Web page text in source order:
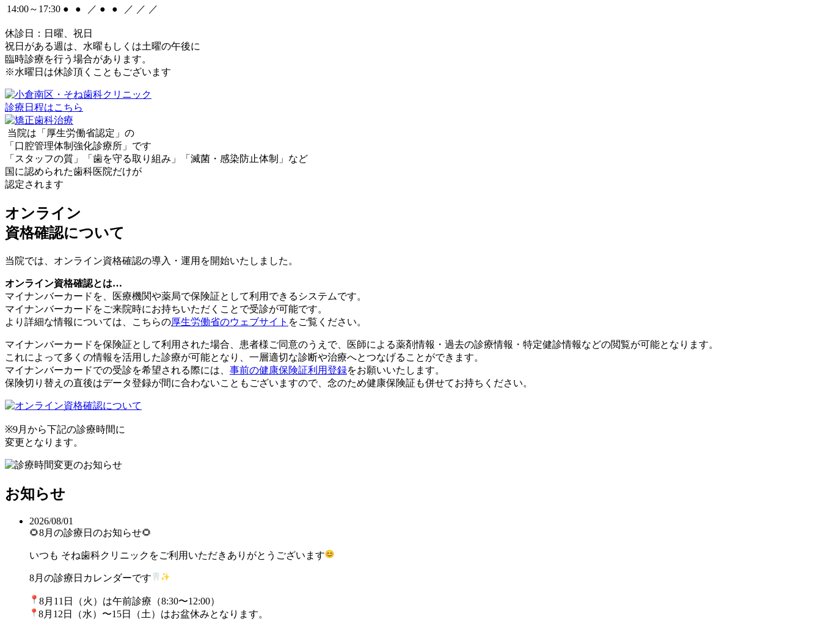
14:00～17:30 ● ● ／ ● ● ／ ／ ／
休診日：日曜、祝日
祝日がある週は、水曜もしくは土曜の午後に
臨時診療を行う場合があります。
※水曜日は休診頂くこともございます
診療日程はこちら
当院は「厚生労働省認定」の
「口腔管理体制強化診療所」です
「スタッフの質」「歯を守る取り組み」「滅菌・感染防止体制」など
国に認められた歯科医院だけが
認定されます
オンライン
資格確認について
当院では、オンライン資格確認の導入・運用を開始いたしました。
オンライン資格確認とは…
マイナンバーカードを、
医療機関や薬局で保険証として利用できるシステムです。
マイナンバーカードをご来院時にお持ちいただくことで受診が可能です。
より詳細な情報については、
こちらの厚生労働省のウェブサイト をご覧ください。
マイナンバーカードを保険証として利用された場合、 患者様ご同意のうえで、 医師による薬剤情報・ 過去の診療情報・ 特定健診情報などの閲覧が可能となります。
これによって多くの情報を活用した診療が可能となり、 一層適切な診断や治療へとつなげることができます。
マイナンバーカードでの受診を希望される際には、 事前の健康保険証利用登録をお願いいたします。
保険切り替えの直後はデータ登録が間に合わないことも ございますので、 念のため健康保険証も併せてお持ちください。
※9月から下記の診療時間に
変更となります。
お知らせ
2026/08/01
🌻8月の診療日のお知らせ🌻
いつも そね歯科クリニックをご利用いただきありがとうございます
8月の診療日カレンダーです
8月11日（火）は午前診療（8:30〜12:00）
8月12日（水）〜15日（土）はお盆休みとなります。